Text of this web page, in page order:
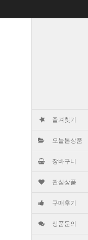
즐겨찾기
오늘본상품
장바구니
관심상품
구매후기
상품문의